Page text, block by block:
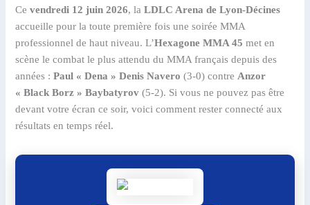
Cevendredi 12 juin 2026, laLDLC Arena de Lyon-Décines
accueille pour la toute première fois une soirée MMA
professionnel de haut niveau. L’Hexagone MMA 45 met en
scène le combat le plus attendu du MMA français depuis des
années :Paul « Dena » Denis Navero (3-0) contre Anzor
« Black Borz » Baybatyrov (5-2). Si vous ne pouvez pas être
devant votre écran ce soir, voici comment rester connecté aux
résultats en temps réel.